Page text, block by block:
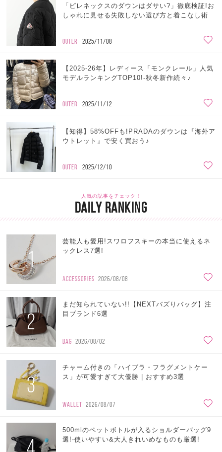
「ピレネックスのダウンはダサい?」徹底検証!お
しゃれに見せる失敗しない選び方と着こなし術
OUTER 2025/11/08
【2025-26年】レディース「モンクレール」人気
モデルランキングTOP10!-秋冬新作続々♪
OUTER 2025/11/12
【知得】58%OFFも!PRADAのダウンは『海外ア
ウトレット』で安く買おう♪
OUTER 2025/12/10
人気の記事をチェック！
DAILY RANKING
1
芸能人も愛用!スワロフスキーの本当に使えるネ
ックレス7選!
ACCESSORIES 2026/08/08
2
まだ知られていない!!【NEXTバズりバッグ】注
目ブランド6選
BAG 2026/08/02
3
チャーム付きの「ハイブラ・フラグメントケー
ス」が可愛すぎて大優勝 | おすすめ3選
WALLET 2026/08/07
500mlのペットボトルが入るショルダーバッグ9
選!-使いやすい&大人きれいめなものも厳選!